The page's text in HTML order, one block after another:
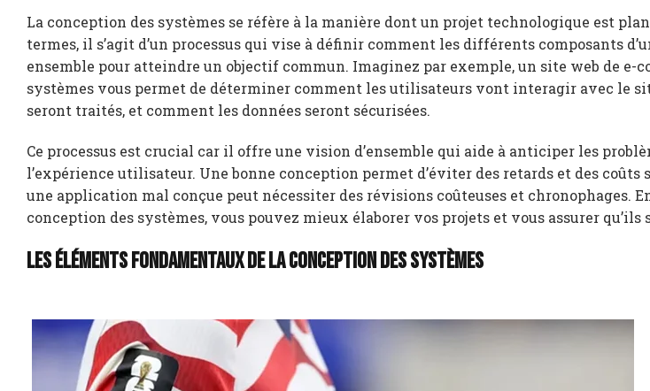
La conception des systèmes se réfère à la manière dont un projet technologique est
termes, il s’agit d’un processus qui vise à définir comment les différents composants
ensemble pour atteindre un objectif commun. Imaginez par exemple, un site web de e-
systèmes vous permet de déterminer comment les utilisateurs vont interagir avec le
seront traités, et comment les données seront sécurisées.
Ce processus est crucial car il offre une vision d’ensemble qui aide à anticiper les
l’expérience utilisateur. Une bonne conception permet d’éviter des retards et des coûts
une application mal conçue peut nécessiter des révisions coûteuses et chronophages.
conception des systèmes, vous pouvez mieux élaborer vos projets et vous assurer
Les éléments fondamentaux de la conception des systèmes